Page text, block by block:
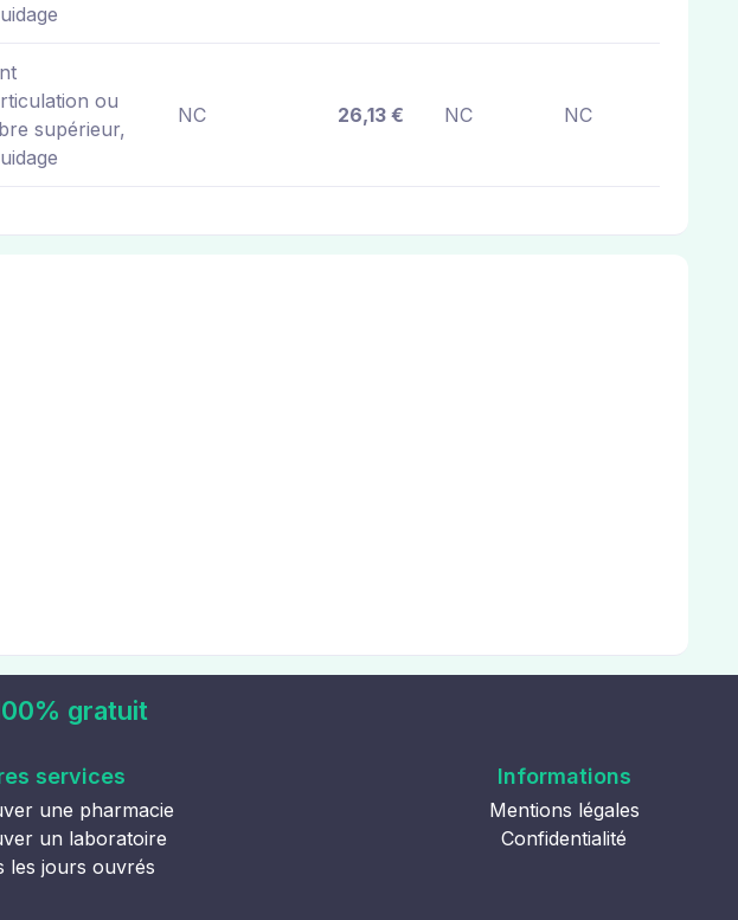
ou
supérieur,
NC 26,13 € NC NC
gratuit
services
une pharmacie
un laboratoire
les jours ouvrés
Informations
Mentions légales
Confidentialité